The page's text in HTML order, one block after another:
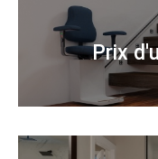
Prix